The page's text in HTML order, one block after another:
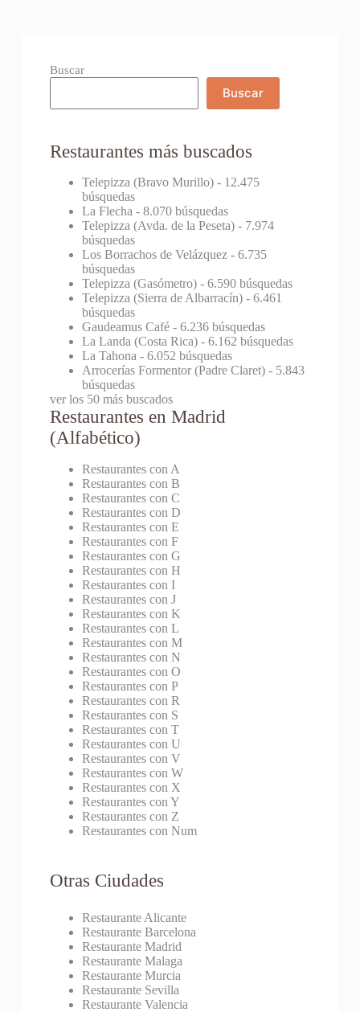
Buscar
Buscar
Restaurantes más buscados
Telepizza (Bravo Murillo)- 12.475
búsquedas
La Flecha - 8.070 búsquedas
Telepizza (Avda. de la Peseta)- 7.974
búsquedas
Los Borrachos de Velázquez- 6.735
búsquedas
Telepizza (Gasómetro)- 6.590 búsquedas
Telepizza (Sierra de Albarracín)- 6.461
búsquedas
Gaudeamus Café- 6.236 búsquedas
La Landa (Costa Rica)- 6.162 búsquedas
La Tahona - 6.052 búsquedas
Arrocerías Formentor (Padre Claret)- 5.843
búsquedas
ver los 50 más buscados
Restaurantes en Madrid
(Alfabético)
Restaurantes con A
Restaurantes con B
Restaurantes con C
Restaurantes con D
Restaurantes con E
Restaurantes con F
Restaurantes con G
Restaurantes con H
Restaurantes con I
Restaurantes con J
Restaurantes con K
Restaurantes con L
Restaurantes con M
Restaurantes con N
Restaurantes con O
Restaurantes con P
Restaurantes con R
Restaurantes con S
Restaurantes con T
Restaurantes con U
Restaurantes con V
Restaurantes con W
Restaurantes con X
Restaurantes con Y
Restaurantes con Z
Restaurantes con Num
Otras Ciudades
Restaurante Alicante
Restaurante Barcelona
Restaurante Madrid
Restaurante Malaga
Restaurante Murcia
Restaurante Sevilla
Restaurante Valencia